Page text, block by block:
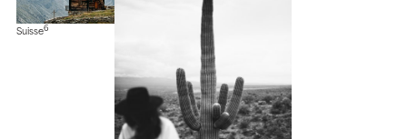
Suisse6